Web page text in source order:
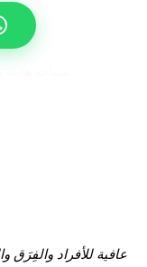
عافية للأفراد والفِرَق